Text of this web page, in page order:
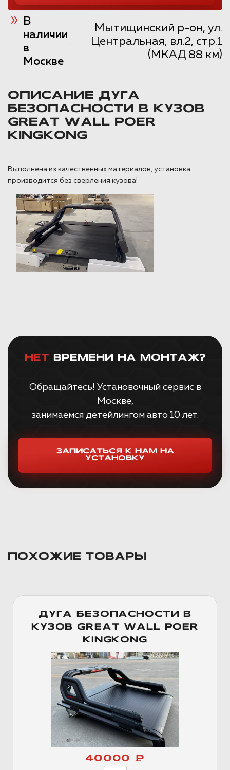
В
наличии
в
Москве
:
Мытищинский р-он, ул.
Центральная, вл.2, стр.1
(МКАД 88 км)
ОПИСАНИЕ ДУГА
БЕЗОПАСНОСТИ В КУЗОВ
GREAT WALL POER
KINGKONG
Выполнена из качественных материалов, установка
производится без сверления кузова!
НЕТ ВРЕМЕНИ НА МОНТАЖ?
Обращайтесь! Установочный сервис в
Москве,
занимаемся детейлингом авто 10 лет.
ЗАПИСАТЬСЯ К НАМ НА
УСТАНОВКУ
ПОХОЖИЕ ТОВАРЫ
ДУГА БЕЗОПАСНОСТИ В
КУЗОВ GREAT WALL POER
KINGKONG
40000 ₽